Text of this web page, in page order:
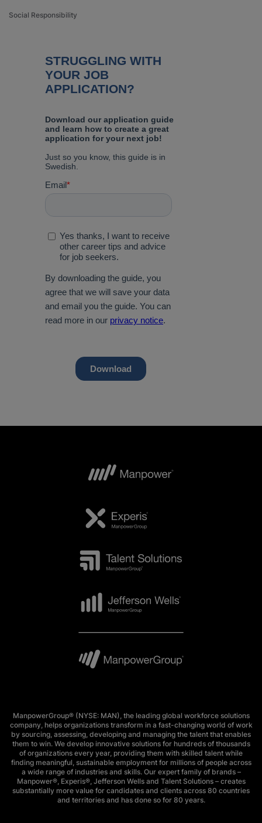
Social Responsibility
ManpowerGroup® (NYSE: MAN), the leading global workforce solutions
company, helps organizations transform in a fast-changing world of work
by sourcing, assessing, developing and managing the talent that enables
them to win. We develop innovative solutions for hundreds of thousands
of organizations every year, providing them with skilled talent while
finding meaningful, sustainable employment for millions of people across
a wide range of industries and skills. Our expert family of brands –
Manpower®, Experis®, Jefferson Wells and Talent Solutions – creates
substantially more value for candidates and clients across 80 countries
and territories and has done so for 80 years.